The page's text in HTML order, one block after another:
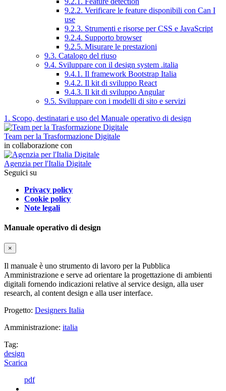
9.2.2. Verificare le feature disponibili con Can I
use
9.2.3. Strumenti e risorse per CSS e JavaScript
9.2.4. Supporto browser
9.2.5. Misurare le prestazioni
9.3. Catalogo del riuso
9.4. Sviluppare con il design system .italia
9.4.1. Il framework Bootstrap Italia
9.4.2. Il kit di sviluppo React
9.4.3. Il kit di sviluppo Angular
9.5. Sviluppare con i modelli di sito e servizi
1. Scopo, destinatari e uso del Manuale operativo di design
Team per la Trasformazione Digitale
in collaborazione con
Agenzia per l'Italia Digitale
Seguici su
Privacy policy
Cookie policy
Note legali
Manuale operativo di design
×
Il manuale è uno strumento di lavoro per la Pubblica
Amministrazione e serve ad orientare la progettazione di ambienti
digitali fornendo indicazioni relative al service design, alla user
research, al content design e alla user interface.
Progetto: Designers Italia
Amministrazione: italia
Tag:
design
Scarica
pdf